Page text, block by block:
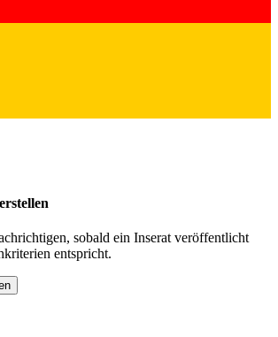
sobald ein Inserat veröffentlicht
entspricht.